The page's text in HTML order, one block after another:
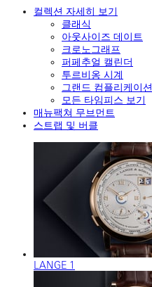
컬렉션 자세히 보기
클래식
아웃사이즈 데이트
크로노그래프
퍼페추얼 캘린더
투르비옹 시계
그랜드 컴플리케이션
모든 타임피스 보기
매뉴팩쳐 무브먼트
스트랩 및 버클
LANGE 1